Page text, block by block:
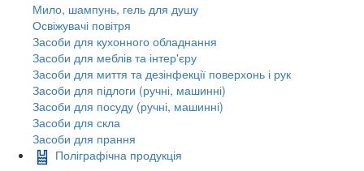
Мило, шампунь, гель для душу
Освіжувачі повітря
Засоби для кухонного обладнання
Засоби для меблів та інтер'єру
Засоби для миття та дезінфекції поверхонь і рук
Засоби для підлоги (ручні, машинні)
Засоби для посуду (ручні, машинні)
Засоби для скла
Засоби для прання
Поліграфічна продукція